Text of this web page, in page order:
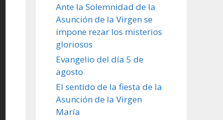
Ante la Solemnidad de la
Asunción de la Virgen se
impone rezar los misterios
gloriosos
Evangelio del día 5 de
agosto
El sentido de la fiesta de la
Asunción de la Virgen
María